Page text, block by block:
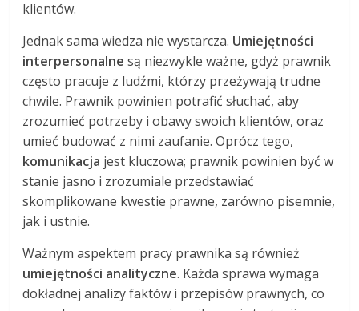
klientów.
Jednak sama wiedza nie wystarcza. Umiejętności
interpersonalne są niezwykle ważne, gdyż prawnik
często pracuje z ludźmi, którzy przeżywają trudne
chwile. Prawnik powinien potrafić słuchać, aby
zrozumieć potrzeby i obawy swoich klientów, oraz
umieć budować z nimi zaufanie. Oprócz tego,
komunikacja jest kluczowa; prawnik powinien być w
stanie jasno i zrozumiale przedstawiać
skomplikowane kwestie prawne, zarówno pisemnie,
jak i ustnie.
Ważnym aspektem pracy prawnika są również
umiejętności analityczne. Każda sprawa wymaga
dokładnej analizy faktów i przepisów prawnych, co